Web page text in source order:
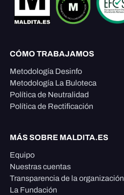
CÓMO TRABAJAMOS
Metodología Desinfo
Metodología La Buloteca
Política de Neutralidad
Política de Rectificación
MÁS SOBRE MALDITA.ES
Equipo
Nuestras cuentas
Transparencia de la organización
La Fundación